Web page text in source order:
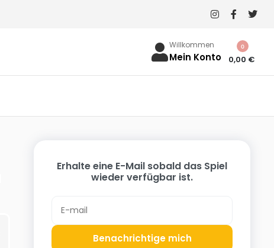
Willkommen
Mein Konto 0,00 €
0
Erhalte eine E-Mail sobald das Spiel
wieder verfügbar ist.
Benachrichtige mich